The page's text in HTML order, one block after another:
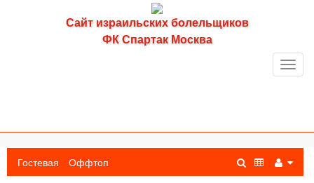
Сайт израильских болельщиков
ФК Спартак Москва
Гостевая Оффтоп